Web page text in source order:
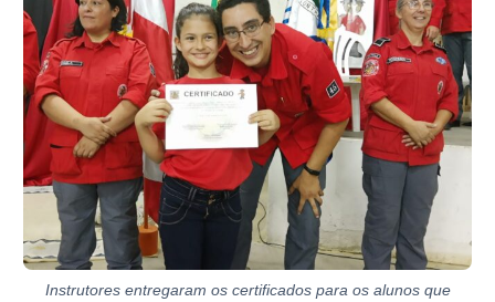
Instrutores entregaram os certificados para os alunos que